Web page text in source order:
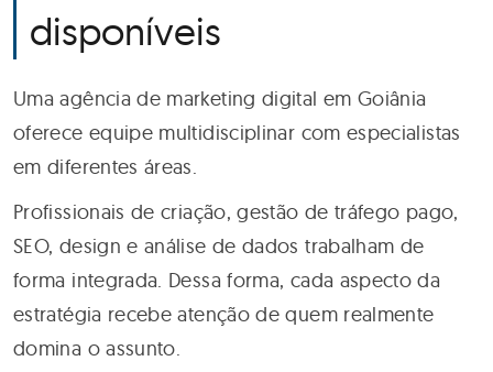
disponíveis
Uma agência de marketing digital em Goiânia
oferece equipe multidisciplinar com especialistas
em diferentes áreas.
Profissionais de criação, gestão de tráfego pago,
SEO, design e análise de dados trabalham de
forma integrada. Dessa forma, cada aspecto da
estratégia recebe atenção de quem realmente
domina o assunto.